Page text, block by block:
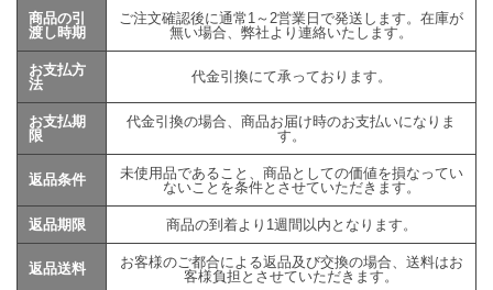
商品の引
渡し時期
ご注文確認後に通常1～2営業日で発送します。在庫が
無い場合、弊社より連絡いたします。
お支払方
法
代金引換にて承っております。
お支払期
限
代金引換の場合、商品お届け時のお支払いになりま
す。
返品条件
未使用品であること、商品としての価値を損なってい
ないことを条件とさせていただきます。
返品期限 商品の到着より1週間以内となります。
返品送料
お客様のご都合による返品及び交換の場合、送料はお
客様負担とさせていただきます。